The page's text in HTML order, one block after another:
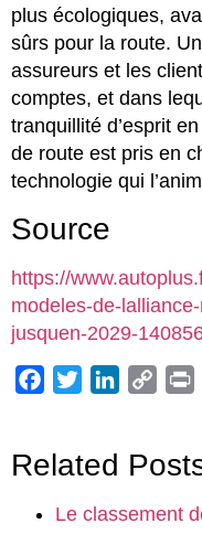
plus écologiques,
sûrs pour la route.
assureurs et les
comptes, et dans
tranquillité d’esprit
de route est pris en
technologie qui
Source
https://
modeles-de-
jusquen-2029-
Facebook
TwitterLinkedIn
Copy
Related
Le classement